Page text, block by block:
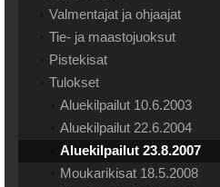
Valmentajat ja ohjaajat
Tie- ja maastojuoksut
Pistekisat
Tulokset
Aluekilpailut 10.6.2003
Aluekilpailut 22.6.2004
Aluekilpailut 23.8.2007
Moukarikisat 18.5.2008